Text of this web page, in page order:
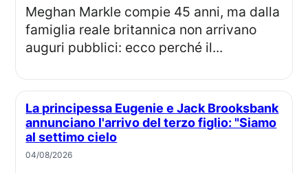
Meghan Markle compie 45 anni, ma dalla
famiglia reale britannica non arrivano
auguri pubblici: ecco perché il...
La principessa Eugenie e Jack Brooksbank
annunciano l'arrivo del terzo figlio: "Siamo
al settimo cielo
04/08/2026